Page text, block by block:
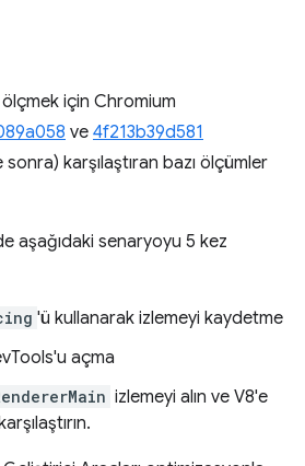
için Chromium
ve 4f213b39d581
karşılaştıran bazı ölçümler
aşağıdaki senaryoyu 5 kez
'ü kullanarak izlemeyi kaydetme
açma
izlemeyi alın ve V8'e